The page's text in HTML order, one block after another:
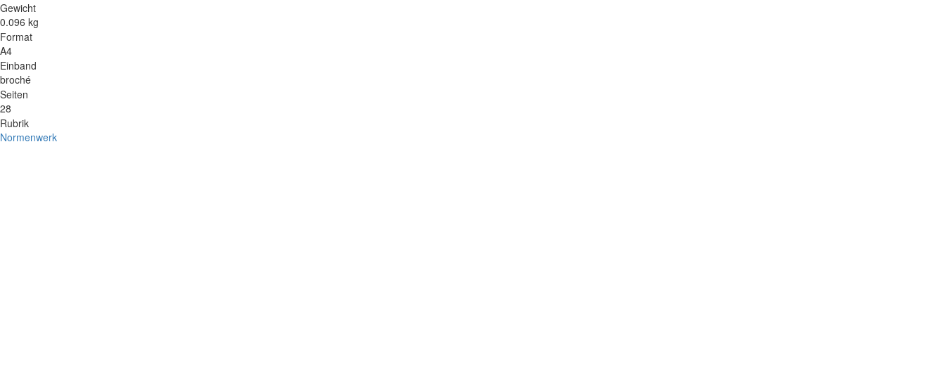
Gewicht
0.096 kg
Format
A4
Einband
broché
Seiten
28
Rubrik
Normenwerk